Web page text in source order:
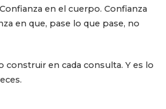
en el cuerpo. Confianza
en que, pase lo que pase, no
construir en cada consulta. Y es lo